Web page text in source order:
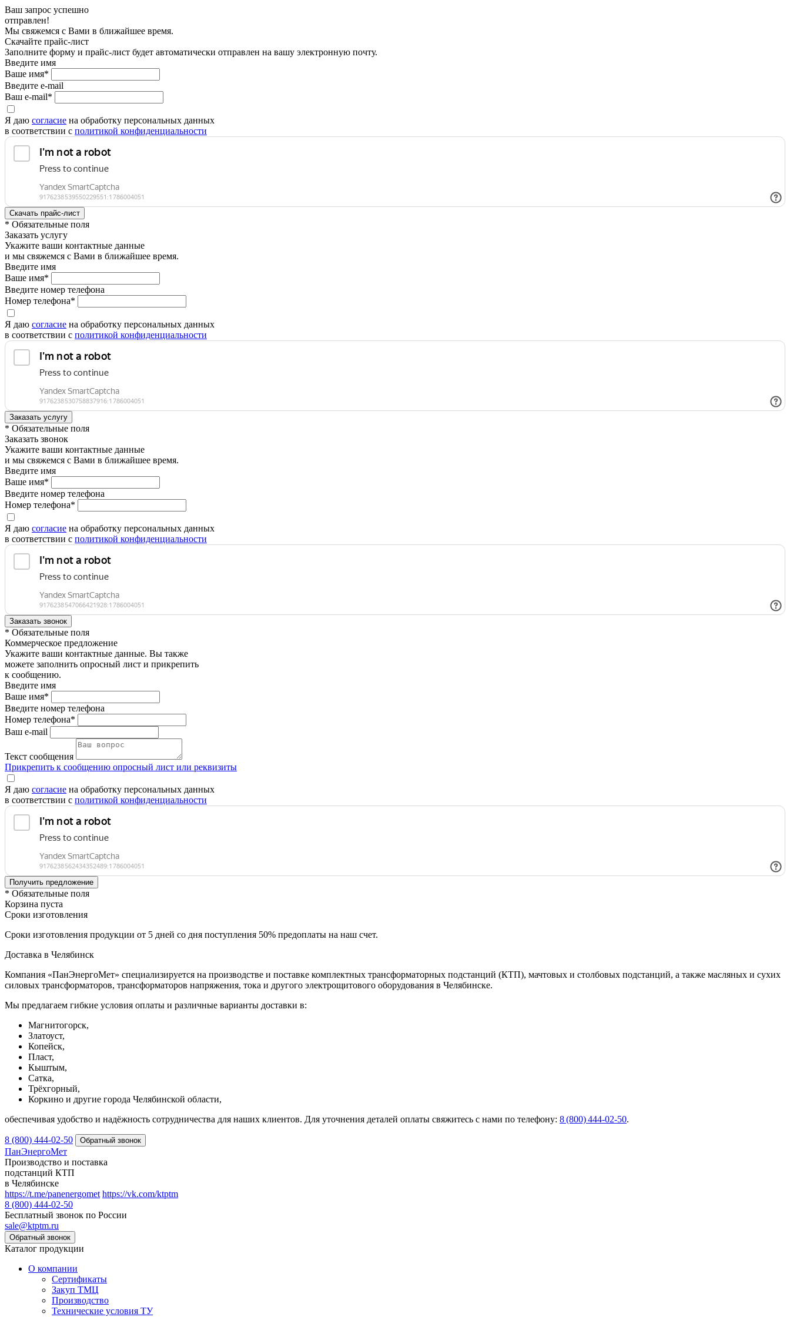
Ваш запрос успешно
отправлен!
Мы свяжемся с Вами в ближайшее время.
Скачайте прайс-лист
Заполните форму и прайс-лист будет автоматически отправлен на вашу электронную почту.
Введите имя
Ваше имя*
Введите e-mail
Ваш e-mail*
Я даю согласие на обработку персональных данных
в соответствии с политикой конфиденциальности
* Обязательные поля
Заказать услугу
Укажите ваши контактные данные
и мы свяжемся с Вами в ближайшее время.
Введите имя
Ваше имя*
Введите номер телефона
Номер телефона*
Я даю согласие на обработку персональных данных
в соответствии с политикой конфиденциальности
* Обязательные поля
Заказать звонок
Укажите ваши контактные данные
и мы свяжемся с Вами в ближайшее время.
Введите имя
Ваше имя*
Введите номер телефона
Номер телефона*
Я даю согласие на обработку персональных данных
в соответствии с политикой конфиденциальности
* Обязательные поля
Коммерческое предложение
Укажите ваши контактные данные. Вы также
можете заполнить опросный лист и прикрепить
к сообщению.
Введите имя
Ваше имя*
Введите номер телефона
Номер телефона*
Ваш e-mail
Текст сообщения
Прикрепить к сообщению опросный лист или реквизиты
Я даю согласие на обработку персональных данных
в соответствии с политикой конфиденциальности
* Обязательные поля
Корзина пуста
Сроки изготовления
Сроки изготовления продукции от 5 дней со дня поступления 50% предоплаты на наш счет.
Доставка в Челябинск
Компания «ПанЭнергоМет» специализируется на производстве и поставке комплектных трансформаторных подстанций (КТП), мачтовых и столбовых подстанций, а также масляных и сухих
силовых трансформаторов, трансформаторов напряжения, тока и другого электрощитового оборудования в Челябинске.
Мы предлагаем гибкие условия оплаты и различные варианты доставки в:
Магнитогорск,
Златоуст,
Копейск,
Пласт,
Кыштым,
Сатка,
Трёхгорный,
Коркино и другие города Челябинской области,
обеспечивая удобство и надёжность сотрудничества для наших клиентов. Для уточнения деталей оплаты свяжитесь с нами по телефону: 8 (800) 444‑02‑50.
8 (800) 444-02-50
ПанЭнергоМет
Производство и поставка
подстанций КТП
в Челябинске
https://t.me/panenergomet https://vk.com/ktptm
8 (800) 444-02-50
Бесплатный звонок по России
sale@ktptm.ru
Каталог продукции
О компании
Сертификаты
Закуп ТМЦ
Производство
Технические условия ТУ